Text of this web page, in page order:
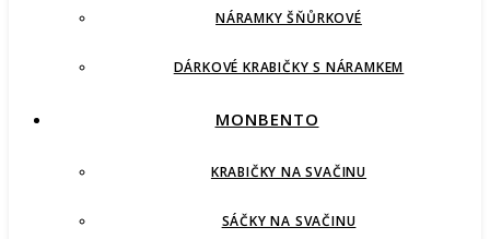
NÁRAMKY ŠŇŮRKOVÉ
DÁRKOVÉ KRABIČKY S NÁRAMKEM
MONBENTO
KRABIČKY NA SVAČINU
SÁČKY NA SVAČINU